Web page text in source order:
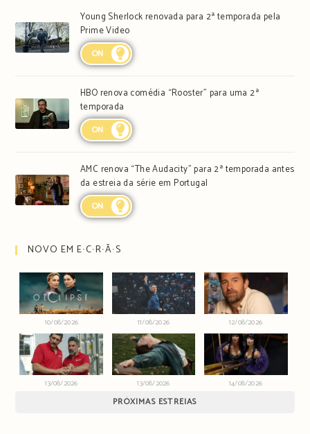
Young Sherlock renovada para 2ª temporada pela
Prime Video
ON
HBO renova comédia “Rooster” para uma 2ª
temporada
ON
AMC renova “The Audacity” para 2ª temporada antes
da estreia da série em Portugal
ON
NOVO EM E∙C∙R∙Ã∙S
10/08/2026 11/08/2026 12/08/2026
13/08/2026 13/08/2026 14/08/2026
PRÓXIMAS ESTREIAS